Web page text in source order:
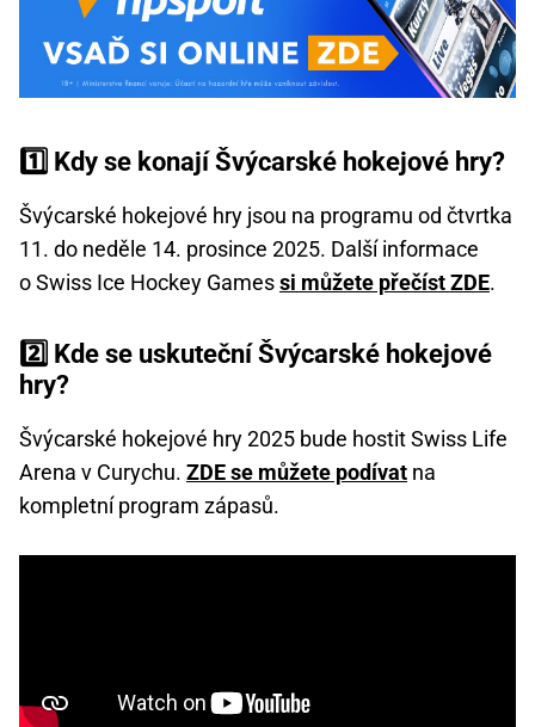
1️⃣ Kdy se konají Švýcarské hokejové hry?
Švýcarské hokejové hry jsou na programu od čtvrtka
11. do neděle 14. prosince 2025. Další informace
o Swiss Ice Hockey Gamessi můžete přečíst ZDE.
2️⃣ Kde se uskuteční Švýcarské hokejové
hry?
Švýcarské hokejové hry 2025 bude hostit Swiss Life
Arena v Curychu. ZDE se můžete podívat na
kompletní program zápasů.